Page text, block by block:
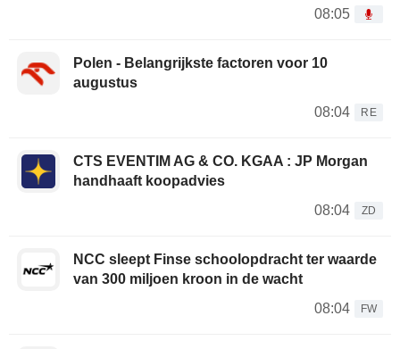
08:05
Polen - Belangrijkste factoren voor 10
augustus
08:04
RE
CTS EVENTIM AG & CO. KGAA : JP Morgan
handhaaft koopadvies
08:04
ZD
NCC sleept Finse schoolopdracht ter waarde
van 300 miljoen kroon in de wacht
08:04
FW